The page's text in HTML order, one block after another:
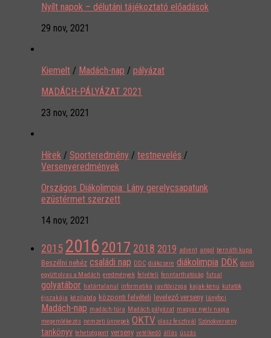
Nyílt napok – délutáni tájékoztató előadások
29 nov, 2021
Kiemelt / Madách-nap / pályázat
MADÁCH-PÁLYÁZAT 2021
23 nov, 2021
Hírek / Sporteredmény / testnevelés /
Versenyeredmények
Országos Diákolimpia: Lány gerelycsapatunk
ezüstérmet szerzett
14 nov, 2021
2015 2016 2017 2018 2019 advent angol bernáth kupa
Beszélni nehéz családi nap DDC diákcsere diákolimpia DÖK döntő
együtt olvas a Madách eredmények felvételi fenntarthatóság futsal
golyatábor határtalanul informatika javítóvizsga kajak-kenu kutatók
éjszakája kézilabda központi felvételi levelező verseny lányfoci
Madách-nap madách-túra Madách pályázat magyar nyelv napja
megemlékezés nemzeti ünnepek OKTV olasz fesztivál Szónokverseny
tankönyv tehetségpont verseny vetélkedő állás úszás